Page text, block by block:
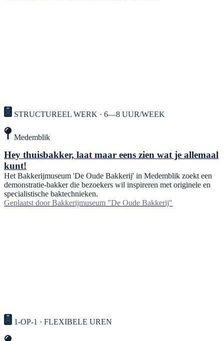
STRUCTUREEL WERK · 6—8 UUR/WEEK
Medemblik
Hey thuisbakker, laat maar eens zien wat je allemaal
kunt!
Het Bakkerijmuseum 'De Oude Bakkerij' in Medemblik zoekt een
demonstratie-bakker die bezoekers wil inspireren met originele en
specialistische baktechnieken.
Geplaatst door Bakkerijmuseum "De Oude Bakkerij"
1-OP-1 · FLEXIBELE UREN